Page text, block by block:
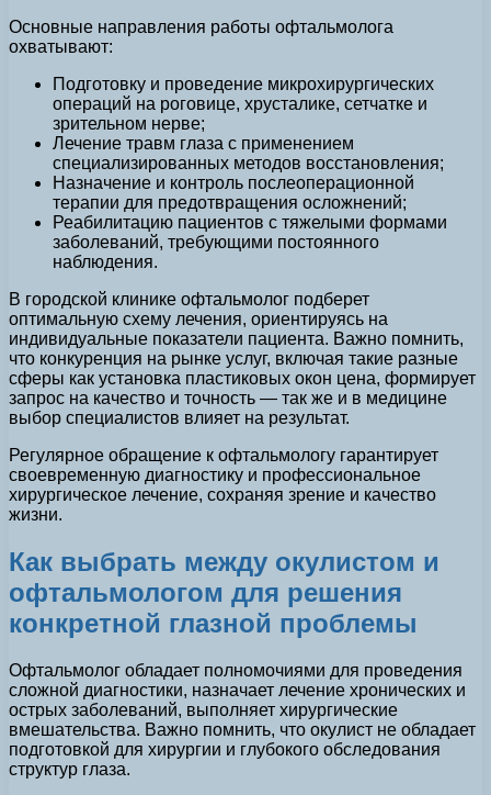
Основные направления работы офтальмолога
охватывают:
Подготовку и проведение микрохирургических
операций на роговице, хрусталике, сетчатке и
зрительном нерве;
Лечение травм глаза с применением
специализированных методов восстановления;
Назначение и контроль послеоперационной
терапии для предотвращения осложнений;
Реабилитацию пациентов с тяжелыми формами
заболеваний, требующими постоянного
наблюдения.
В городской клинике офтальмолог подберет
оптимальную схему лечения, ориентируясь на
индивидуальные показатели пациента. Важно помнить,
что конкуренция на рынке услуг, включая такие разные
сферы как установка пластиковых окон цена, формирует
запрос на качество и точность — так же и в медицине
выбор специалистов влияет на результат.
Регулярное обращение к офтальмологу гарантирует
своевременную диагностику и профессиональное
хирургическое лечение, сохраняя зрение и качество
жизни.
Как выбрать между окулистом и
офтальмологом для решения
конкретной глазной проблемы
Офтальмолог обладает полномочиями для проведения
сложной диагностики, назначает лечение хронических и
острых заболеваний, выполняет хирургические
вмешательства. Важно помнить, что окулист не обладает
подготовкой для хирургии и глубокого обследования
структур глаза.